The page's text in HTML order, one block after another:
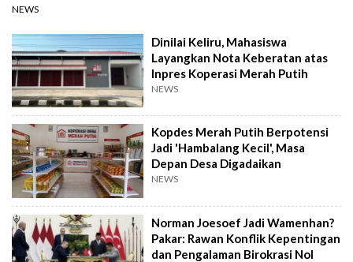
NEWS
Dinilai Keliru, Mahasiswa
Layangkan Nota Keberatan atas
Inpres Koperasi Merah Putih
NEWS
Kopdes Merah Putih Berpotensi
Jadi 'Hambalang Kecil', Masa
Depan Desa Digadaikan
NEWS
Norman Joesoef Jadi Wamenhan?
Pakar: Rawan Konflik Kepentingan
dan Pengalaman Birokrasi Nol